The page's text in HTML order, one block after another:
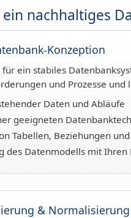
nachhaltiges
Konzeption
für ein stabiles
und Prozesse
Daten und Abläufe
geeigneten
Tabellen, Beziehungen
des Datenmodells mit Ihren
& Normalisierung